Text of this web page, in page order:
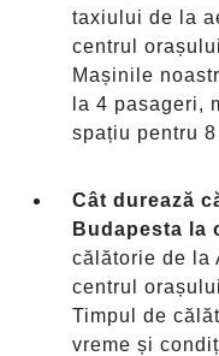
taxiului de la
centrul
Mașinile
la 4 pasageri,
spațiu pentru
Cât durează
Budapesta la
călătorie de la
centrul
Timpul de
vreme și